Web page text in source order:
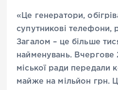
«Це генератори,
супутникові телефони,
Загалом – це більше
найменувань. Вчергове
міської ради передали
майже на мільйон грн.